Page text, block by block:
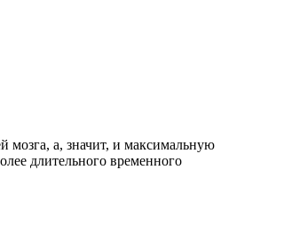
мозга, а, значит, и максимальную
длительного временного